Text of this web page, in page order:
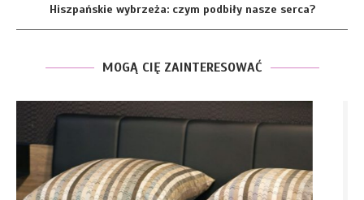
Hiszpańskie wybrzeża: czym podbiły nasze serca?
MOGĄ CIĘ ZAINTERESOWAĆ